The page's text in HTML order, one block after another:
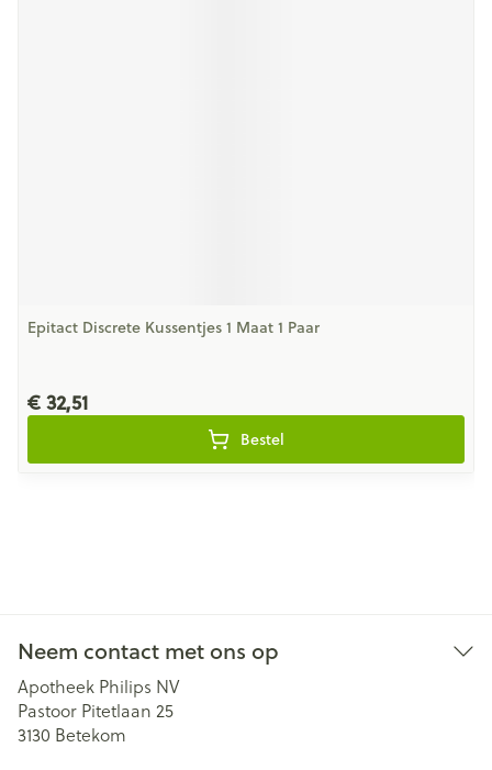
Epitact Discrete Kussentjes 1 Maat 1 Paar
€ 32,51
Bestel
Neem contact met ons op
Apotheek Philips NV
Pastoor Pitetlaan 25
3130 Betekom